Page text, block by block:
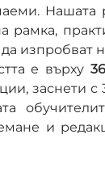
Нашата
рамка,
изпробват
е върху
заснети
и